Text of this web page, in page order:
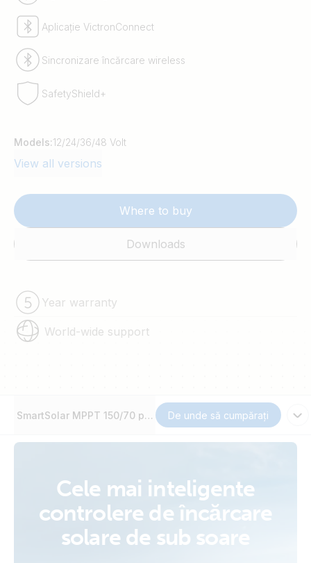
Aplicație VictronConnect
Sincronizare încărcare wireless
SafetyShield+
Models:12/24/36/48 Volt
View all versions
Where to buy
Downloads
Year warranty
World-wide support
SmartSolar MPPT 150/70 până la 250/100 VE.Can
De unde să cumpărați
Cele mai inteligente
controlere de încărcare
solare de sub soare